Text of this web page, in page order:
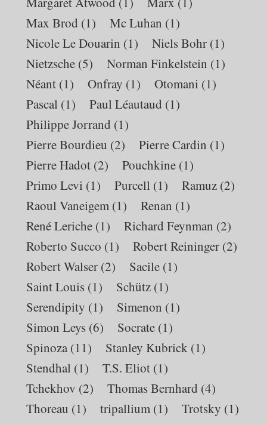
Max Brod (1) Mc Luhan (1)
Nicole Le Douarin (1) Niels Bohr (1)
Nietzsche (5) Norman Finkelstein (1)
Néant (1) Onfray (1) Otomani (1)
Pascal (1) Paul Léautaud (1)
Philippe Jorrand (1)
Pierre Bourdieu (2) Pierre Cardin (1)
Pierre Hadot (2) Pouchkine (1)
Primo Levi (1) Purcell (1) Ramuz (2)
Raoul Vaneigem (1) Renan (1)
René Leriche (1) Richard Feynman (2)
Roberto Succo (1) Robert Reininger (2)
Robert Walser (2) Sacile (1)
Saint Louis (1) Schütz (1)
Serendipity (1) Simenon (1)
Simon Leys (6) Socrate (1)
Spinoza (11) Stanley Kubrick (1)
Stendhal (1) T.S. Eliot (1)
Tchekhov (2) Thomas Bernhard (4)
Thoreau (1) tripallium (1) Trotsky (1)